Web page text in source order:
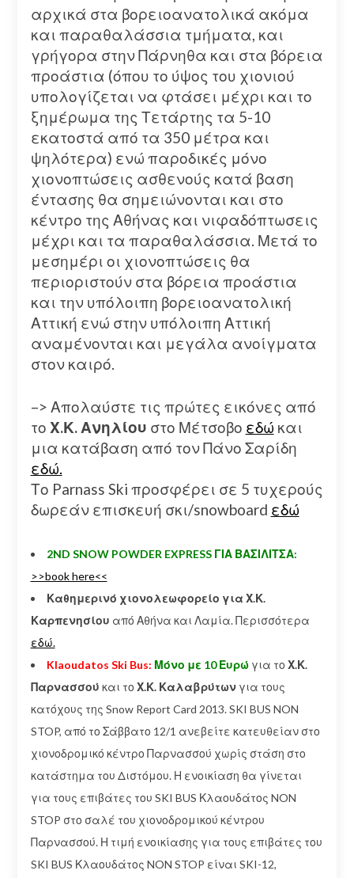
αρχικά στα βορειοανατολικά ακόμα
και παραθαλάσσια τμήματα, και
γρήγορα στην Πάρνηθα και στα βόρεια
προάστια (όπου το ύψος του χιονιού
υπολογίζεται να φτάσει μέχρι και το
ξημέρωμα της Τετάρτης τα 5-10
εκατοστά από τα 350 μέτρα και
ψηλότερα) ενώ παροδικές μόνο
χιονοπτώσεις ασθενούς κατά βαση
έντασης θα σημειώνονται και στο
κέντρο της Αθήνας και νιφαδόπτωσεις
μέχρι και τα παραθαλάσσια. Μετά το
μεσημέρι οι χιονοπτώσεις θα
περιοριστούν στα βόρεια προάστια
και την υπόλοιπη βορειοανατολική
Αττική ενώ στην υπόλοιπη Αττική
αναμένονται και μεγάλα ανοίγματα
στον καιρό.
–> Απολαύστε τις πρώτες εικόνες από
το Χ.Κ. Ανηλίου στο Μέτσοβο εδώ και
μια κατάβαση από τον Πάνο Σαρίδη
εδώ.
Το Parnass Ski προσφέρει σε 5 τυχερούς
δωρεάν επισκευή σκι/snowboard εδώ
2ND SNOW POWDER EXPRESS ΓΙΑ ΒΑΣΙΛΙΤΣΑ:
>>book here<<
Καθημερινό χιονολεωφορείο για Χ.Κ.
Καρπενησίου από Αθήνα και Λαμία. Περισσότερα
εδώ.
Klaoudatos Ski Bus: Μόνο με 10 Ευρώγια το Χ.Κ.
Παρνασσού και το Χ.Κ. Καλαβρύτωνγια τους
κατόχους της Snow Report Card 2013. SKI BUS NON
STOP, από το Σάββατο 12/1 ανεβείτε κατευθείαν στο
χιονοδρομικό κέντρο Παρνασσού χωρίς στάση στο
κατάστημα του Διστόμου. Η ενοικίαση θα γίνεται
για τους επιβάτες του SKI BUS Κλαουδάτος NON
STOP στο σαλέ του χιονοδρομικού κέντρου
Παρνασσού. Η τιμή ενοικίασης για τους επιβάτες του
SKI BUS Κλαουδάτος NON STOP είναι SKI-12,